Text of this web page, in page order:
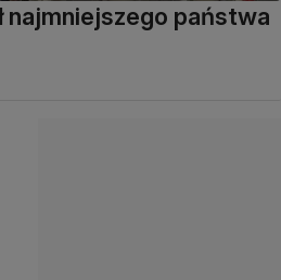
najmniejszego państwa